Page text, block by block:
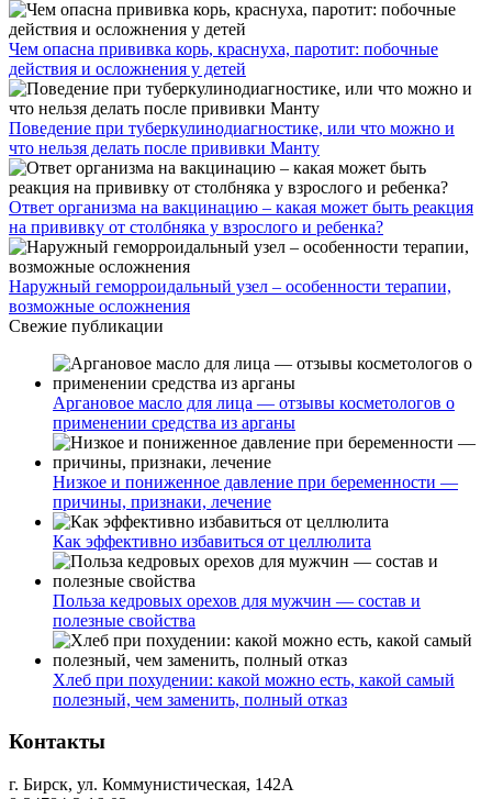
Чем опасна прививка корь, краснуха, паротит: побочные
действия и осложнения у детей
Поведение при туберкулинодиагностике, или что можно и
что нельзя делать после прививки Манту
Ответ организма на вакцинацию – какая может быть реакция
на прививку от столбняка у взрослого и ребенка?
Наружный геморроидальный узел – особенности терапии,
возможные осложнения
Свежие публикации
Аргановое масло для лица — отзывы косметологов о
применении средства из арганы
Низкое и пониженное давление при беременности —
причины, признаки, лечение
Как эффективно избавиться от целлюлита
Польза кедровых орехов для мужчин — состав и
полезные свойства
Хлеб при похудении: какой можно есть, какой самый
полезный, чем заменить, полный отказ
Контакты
г. Бирск, ул. Коммунистическая, 142А